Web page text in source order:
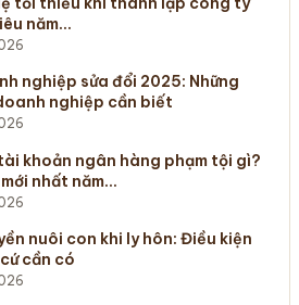
năm…
nghiệp sửa đổi 2025: Những
nghiệp cần biết
khoản ngân hàng phạm tội gì?
nhất năm…
nuôi con khi ly hôn: Điều kiện
cần có